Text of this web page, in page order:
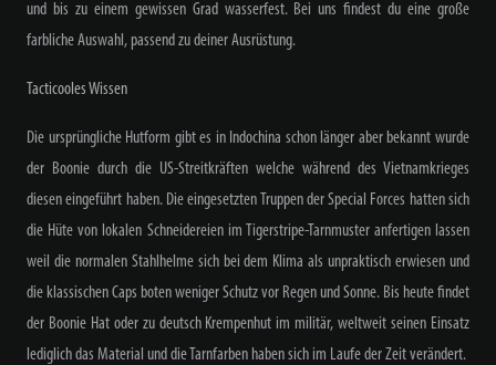
und bis zu einem gewissen Grad wasserfest. Bei uns findest du eine große
farbliche Auswahl, passend zu deiner Ausrüstung.
Tacticooles Wissen
Die ursprüngliche Hutform gibt es in Indochina schon länger aber bekannt wurde
der Boonie durch die US-Streitkräften welche während des Vietnamkrieges
diesen eingeführt haben. Die eingesetzten Truppen der Special Forces hatten sich
die Hüte von lokalen Schneidereien im Tigerstripe-Tarnmuster anfertigen lassen
weil die normalen Stahlhelme sich bei dem Klima als unpraktisch erwiesen und
die klassischen Caps boten weniger Schutz vor Regen und Sonne. Bis heute findet
der Boonie Hat oder zu deutsch Krempenhut im militär, weltweit seinen Einsatz
lediglich das Material und die Tarnfarben haben sich im Laufe der Zeit verändert.